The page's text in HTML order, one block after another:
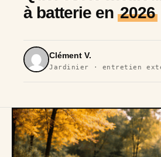
à batterie en2026
Clément V.
Jardinier · entretien